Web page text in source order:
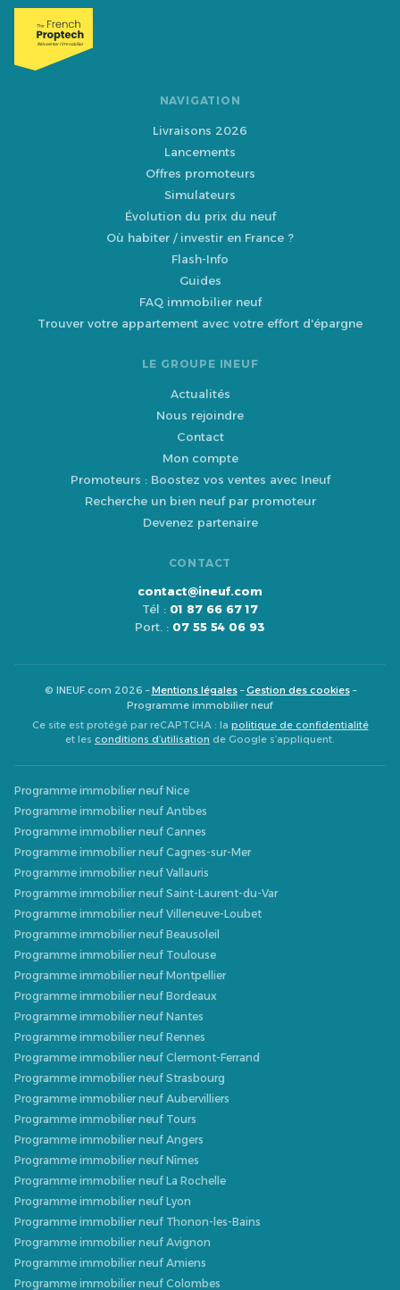
NAVIGATION
Livraisons 2026
Lancements
Offres promoteurs
Simulateurs
Évolution du prix du neuf
Où habiter / investir en France ?
Flash-Info
Guides
FAQ immobilier neuf
Trouver votre appartement avec votre effort d'épargne
LE GROUPE INEUF
Actualités
Nous rejoindre
Contact
Mon compte
Promoteurs : Boostez vos ventes avec Ineuf
Recherche un bien neuf par promoteur
Devenez partenaire
CONTACT
contact@ineuf.com
Tél : 01 87 66 67 17
Port. : 07 55 54 06 93
© INEUF.com 2026 –Mentions légales–Gestion des cookies–
Programme immobilier neuf
Ce site est protégé par reCAPTCHA : la politique de confidentialité
et les conditions d’utilisation de Google s’appliquent.
Programme immobilier neuf Nice
Programme immobilier neuf Antibes
Programme immobilier neuf Cannes
Programme immobilier neuf Cagnes-sur-Mer
Programme immobilier neuf Vallauris
Programme immobilier neuf Saint-Laurent-du-Var
Programme immobilier neuf Villeneuve-Loubet
Programme immobilier neuf Beausoleil
Programme immobilier neuf Toulouse
Programme immobilier neuf Montpellier
Programme immobilier neuf Bordeaux
Programme immobilier neuf Nantes
Programme immobilier neuf Rennes
Programme immobilier neuf Clermont-Ferrand
Programme immobilier neuf Strasbourg
Programme immobilier neuf Aubervilliers
Programme immobilier neuf Tours
Programme immobilier neuf Angers
Programme immobilier neuf Nîmes
Programme immobilier neuf La Rochelle
Programme immobilier neuf Lyon
Programme immobilier neuf Thonon-les-Bains
Programme immobilier neuf Avignon
Programme immobilier neuf Amiens
Programme immobilier neuf Colombes